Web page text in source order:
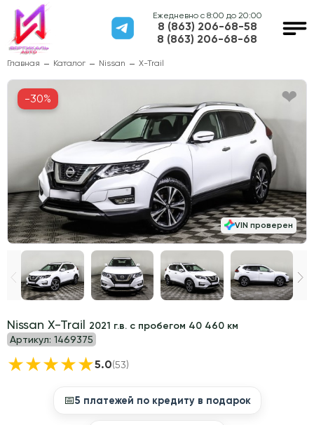
Ежедневно с 8:00 до 20:00
8 (863) 206-68-58
8 (863) 206-68-68
Главная Каталог Nissan X-Trail
Nissan X-Trail 2021 г.в. с пробегом 40 460 км
Артикул: 1469375
★★★★★5.0(53)
📅5 платежей по кредиту в подарок
VIN проверен
-30%